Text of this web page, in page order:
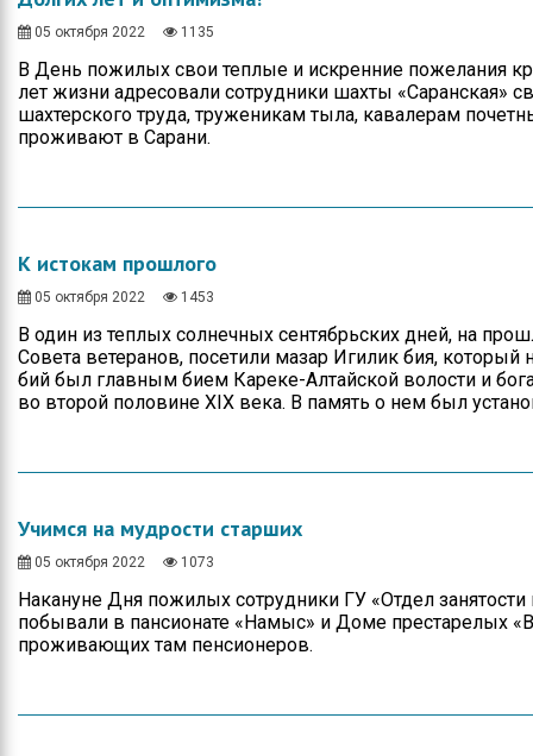
05 октября 2022 1135
В День пожилых свои теплые и искренние пожелания
лет жизни адресовали сотрудники шахты «Саранская»
шахтерского труда, труженикам тыла, кавалерам
проживают в Сарани.
К истокам прошлого
05 октября 2022 1453
В один из теплых солнечных сентябрьских дней, на
Совета ветеранов, посетили мазар Игилик бия, который
бий был главным бием Кареке-Алтайской волости и
во второй половине XIX века. В память о нем был
Учимся на мудрости старших
05 октября 2022 1073
Накануне Дня пожилых сотрудники ГУ «Отдел
побывали в пансионате «Намыс» и Доме престарелых
проживающих там пенсионеров.